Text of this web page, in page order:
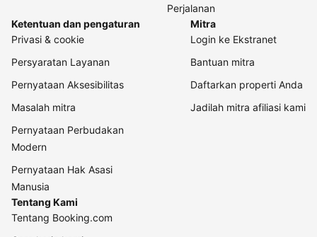
Perjalanan
Ketentuan dan pengaturan
Privasi & cookie
Persyaratan Layanan
Pernyataan Aksesibilitas
Masalah mitra
Pernyataan Perbudakan
Modern
Pernyataan Hak Asasi
Manusia
Mitra
Login ke Ekstranet
Bantuan mitra
Daftarkan properti Anda
Jadilah mitra afiliasi kami
Tentang Kami
Tentang Booking.com